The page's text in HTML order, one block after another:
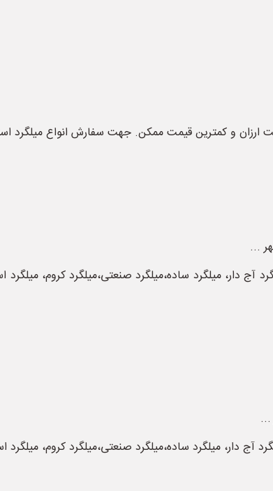
ارزان و کمترین قیمت ممکن. جهت سفارش انواع
...
آج دار، میلگرد ساده،میلگرد صنعتی،میلگرد کروم،
...
آج دار، میلگرد ساده،میلگرد صنعتی،میلگرد کروم،